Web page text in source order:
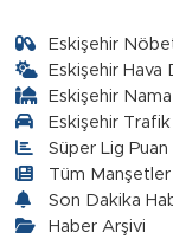
Eskişehir
Eskişehir Hava
Eskişehir
Eskişehir Trafik
Süper Lig
Tüm Manşetler
Son Dakika
Haber Arşivi